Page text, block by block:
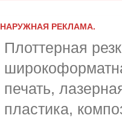
НАРУЖНАЯ РЕКЛАМА.
Плоттерная
печать,
пластика,